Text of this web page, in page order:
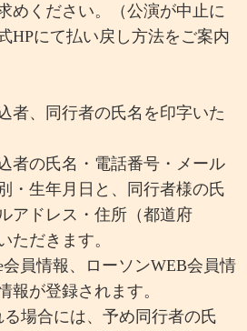
めください。（公演が中止に
HPにて払い戻し方法をご案内
者、同行者の氏名を印字いた
者の氏名・電話番号・メール
・生年月日と、同行者様の氏
アドレス・住所（都道府
ただきます。
員情報、ローソンWEB会員情
報が登録されます。
場合には、予め同行者の氏